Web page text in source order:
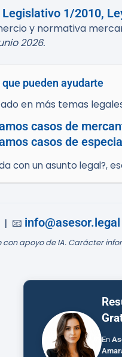
1/2010,
y normativa
2026.
pueden ayudarte
en más temas
casos de
casos de
con un asunto legal?,
| 📧 info@asesor.legal
apoyo de IA. Carácter
En